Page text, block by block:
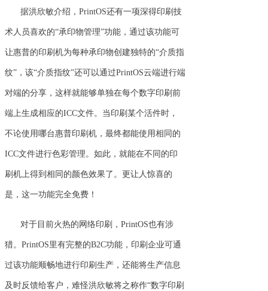
据洪欣敏介绍，PrintOS还有一项深得印刷技
术人员喜欢的“承印物管理”功能，通过该功能可
让惠普的印刷机为每种承印物创建独特的“介质指
纹”，该“介质指纹”还可以通过PrintOS云端进行端
对端的分享，这样就能够单独在每个数字印刷前
端上生成相应的ICC文件。当印刷某个活件时，
不论使用哪台惠普印刷机，最终都能使用相同的
ICC文件进行色彩管理。如此，就能在不同的印
刷机上得到相同的颜色效果了。更让人惊喜的
是，这一功能完全免费！
对于目前火热的网络印刷，PrintOS也有涉
猎。PrintOS里有完整的B2C功能，印刷企业可通
过该功能顺畅地进行印刷生产，还能将生产信息
及时反馈给客户，难怪洪欣敏将之称作“数字印刷